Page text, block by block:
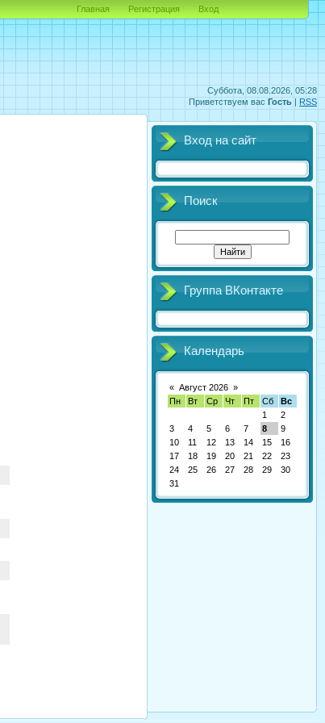
Суббота, 08.08.2026, 05:28
Приветствуем вас Гость | RSS
Главная Регистрация Вход
Вход на сайт
Поиск
Группа ВКонтакте
Календарь
« Август 2026 »
Пн
Вт Ср Чт Пт Сб
Вс
1
2
3
4 5 6 7 8
9
10
11 12 13 14 15
16
17
18 19 20 21 22
23
24
25 26 27 28 29
30
31